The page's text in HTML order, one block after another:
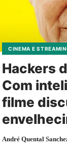
CINEMA E
Hackers
Com
filme
André Quental